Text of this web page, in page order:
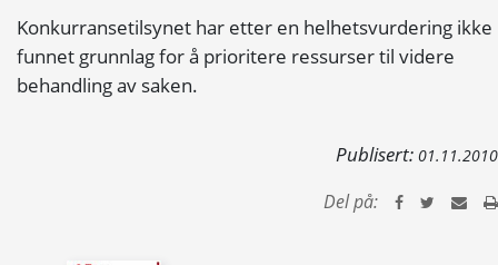
Konkurransetilsynet har etter en helhetsvurdering ikke
funnet grunnlag for å prioritere ressurser til videre
behandling av saken.
Publisert: 01.11.2010
Del på: